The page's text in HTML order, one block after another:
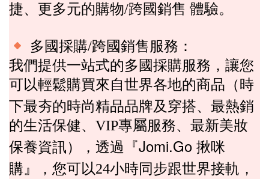
捷、更多元的購物/跨國銷售 體驗。
多國採購/跨國銷售服務：
我們提供一站式的多國採購服務，讓您
可以輕鬆購買來自世界各地的商品（時
下最夯的時尚精品品牌及穿搭、最熱銷
的生活保健、 VIP專屬服務、最新美妝
保養資訊）， 透過 『Jomi.Go 揪咪
購』 ，您可以24小時同步跟世界接軌 ，